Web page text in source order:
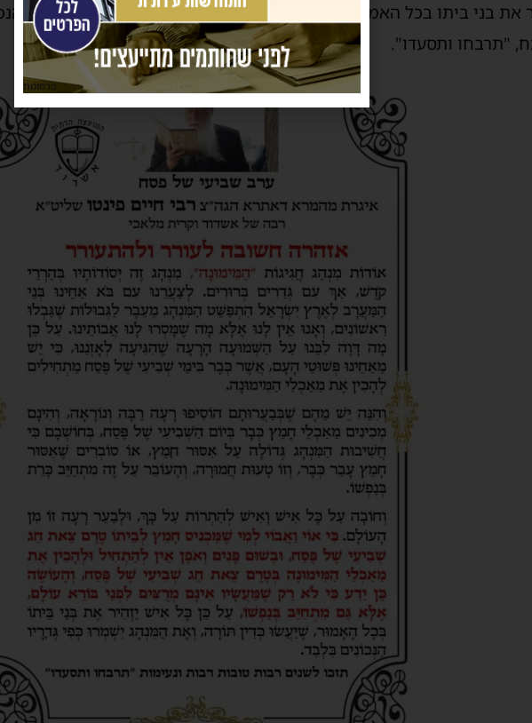
את בני ביתו בכל האמור, שיעשו כדין תורה, ואת המנהג ישמרו כפי גדריו
"תרבחו ותסעדו".
פרסומת